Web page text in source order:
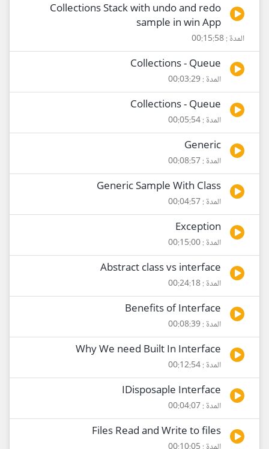
Collections Stack with undo and redo
sample in win App
المدة : 00:15:58
Collections - Queue
المدة : 00:03:29
Collections - Queue
المدة : 00:05:54
Generic
المدة : 00:08:57
Generic Sample With Class
المدة : 00:04:57
Exception
المدة : 00:15:00
Abstract class vs interface
المدة : 00:24:18
Benefits of Interface
المدة : 00:08:39
Why We need Built In Interface
المدة : 00:12:54
IDisposaple Interface
المدة : 00:04:07
Files Read and Write to files